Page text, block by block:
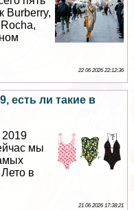
Burberry,
22 06 2026 22:12:36
есть ли такие в
2019
мы
в
21 06 2026 17:38:21